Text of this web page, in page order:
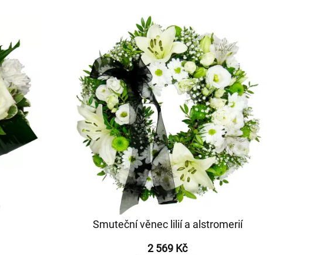
Smuteční věnec lilií a alstromerií
2 569 Kč